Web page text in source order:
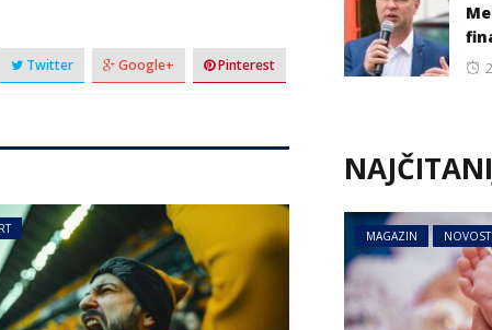
Twitter Google+ Pinterest
MAGAZIN NOVOSTI